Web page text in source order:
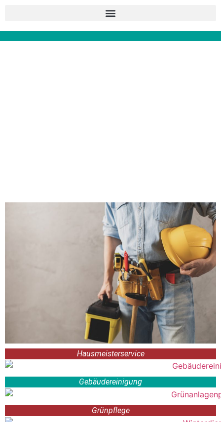
Hausmeisterservice
Gebäudereinigung
Grünpflege